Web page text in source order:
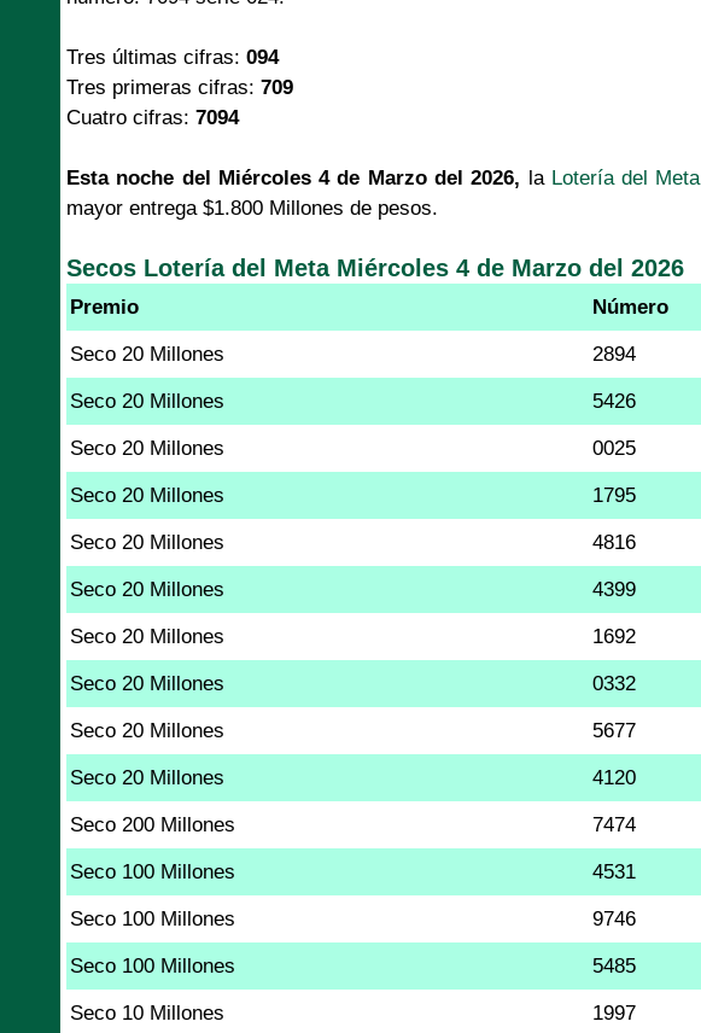
Tres últimas cifras: 094
Tres primeras cifras: 709
Cuatro cifras: 7094
Esta noche del Miércoles 4 de Marzo del 2026, la Lotería del Meta
mayor entrega $1.800 Millones de pesos.
Secos Lotería del Meta Miércoles 4 de Marzo del 2026
Premio Número
Seco 20 Millones 2894
Seco 20 Millones 5426
Seco 20 Millones 0025
Seco 20 Millones 1795
Seco 20 Millones 4816
Seco 20 Millones 4399
Seco 20 Millones 1692
Seco 20 Millones 0332
Seco 20 Millones 5677
Seco 20 Millones 4120
Seco 200 Millones 7474
Seco 100 Millones 4531
Seco 100 Millones 9746
Seco 100 Millones 5485
Seco 10 Millones 1997